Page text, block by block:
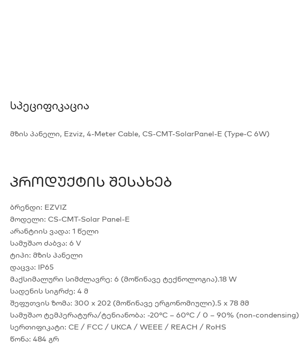
Სპეციფიკაცია
მზის პანელი, Ezviz, 4-Meter Cable, CS-CMT-SolarPanel-E (Type-C 6W)
Პროდუქტის Შესახებ
ბრენდი: EZVIZ
მოდელი: CS-CMT-Solar Panel-E
არანტიის ვადა: 1 წელი
სამუშაო ძაბვა: 6 V
ტიპი: მზის პანელი
დაცვა: IP65
მაქსიმალური სიმძლავრე: 6 (მოწინავე ტექნოლოგია).18 W
სადენის სიგრძე: 4 მ
შეფუთვის ზომა: 300 x 202 (მოწინავე ერგონომიული).5 x 78 მმ
სამუშაო ტემპერატურა/ტენიანობა: -20°C – 60°C / 0 – 90% (non-condensing)
სერთიფიკატი: CE / FCC / UKCA / WEEE / REACH / RoHS
წონა: 484 გრ